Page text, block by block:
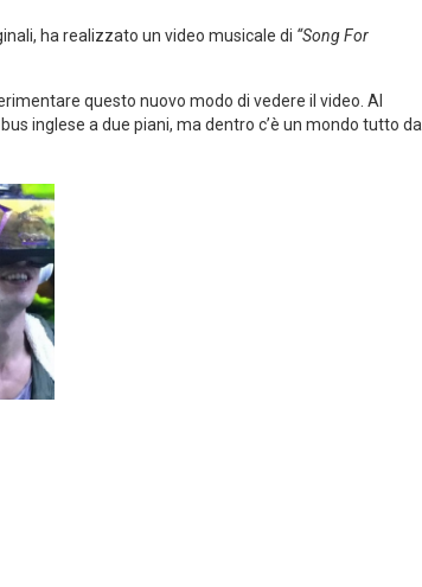
ha realizzato un video musicale di “Song For
questo nuovo modo di vedere il video. Al
inglese a due piani, ma dentro c’è un mondo tutto da